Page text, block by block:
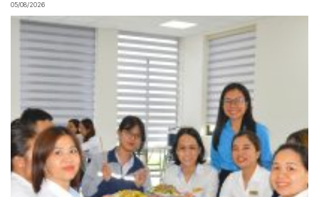
05/08/2026